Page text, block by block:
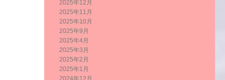
2025年12月
2025年11月
2025年10月
2025年9月
2025年4月
2025年3月
2025年2月
2025年1月
2024年12月